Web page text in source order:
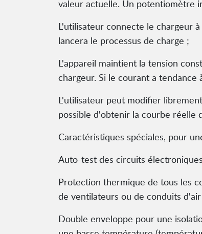
valeur actuelle. Un potentiomètre
L'utilisateur connecte le chargeur
lancera le processus de charge ;
L'appareil maintient la tension
chargeur. Si le courant a
L'utilisateur peut modifier
possible d'obtenir la courbe réelle
Caractéristiques spéciales, pour
Auto-test des circuits
Protection thermique de tous les
de ventilateurs ou de conduits
Double enveloppe pour une